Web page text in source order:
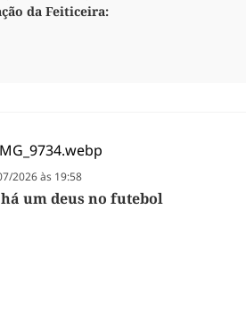
da Feiticeira:
2026 às 19:58
há um deus no futebol